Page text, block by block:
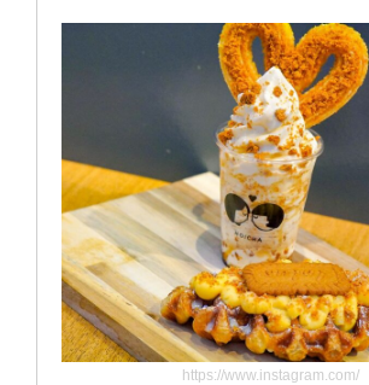
https://www.instagram.com/